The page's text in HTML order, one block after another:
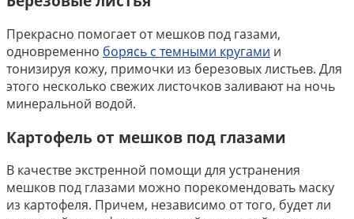
Прекрасно помогает от мешков под газами,
одновременно борясь с темными кругами и
тонизируя кожу, примочки из березовых листьев. Для
этого несколько свежих листочков заливают на ночь
минеральной водой.
Картофель от мешков под глазами
В качестве экстренной помощи для устранения
мешков под глазами можно порекомендовать маску
из картофеля. Причем, независимо от того, будет ли